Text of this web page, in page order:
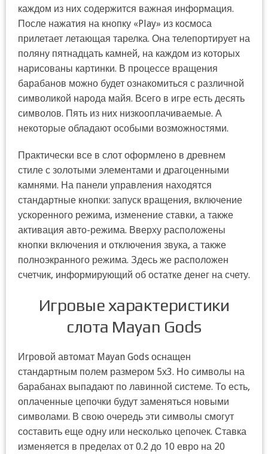
каждом из них содержится важная информация.
После нажатия на кнопку «Play» из космоса
прилетает летающая тарелка. Она телепортирует на
поляну пятнадцать камней, на каждом из которых
нарисованы картинки. В процессе вращения
барабанов можно будет ознакомиться с различной
символикой народа майя. Всего в игре есть десять
символов. Пять из них низкооплачиваемые. А
некоторые обладают особыми возможностями.
Практически все в слот оформлено в древнем
стиле с золотыми элементами и драгоценными
камнями. На панели управления находятся
стандартные кнопки: запуск вращения, включение
ускоренного режима, изменение ставки, а также
активация авто-режима. Вверху расположены
кнопки включения и отключения звука, а также
полноэкранного режима. Здесь же расположен
счетчик, информирующий об остатке денег на счету.
Игровые характеристики
слота Mayan Gods
Игровой автомат Mayan Gods оснащен
стандартным полем размером 5х3. Но символы на
барабанах выпадают по лавинной системе. То есть,
оплаченные цепочки будут заменяться новыми
символами. В свою очередь эти символы смогут
составить еще одну или несколько цепочек. Ставка
изменяется в пределах от 0.2 до 10 евро на 20